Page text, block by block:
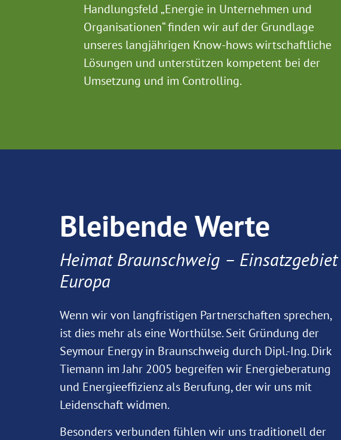
Handlungsfeld „Energie in Unternehmen und
Organisationen“ finden wir auf der Grundlage
unseres langjährigen Know-hows wirtschaftliche
Lösungen und unterstützen kompetent bei der
Umsetzung und im Controlling.
Bleibende Werte
Heimat Braunschweig – Einsatzgebiet
Europa
Wenn wir von langfristigen Partnerschaften sprechen,
ist dies mehr als eine Worthülse. Seit Gründung der
Seymour Energy in Braunschweig durch Dipl.-Ing. Dirk
Tiemann im Jahr 2005 begreifen wir Energieberatung
und Energieeffizienz als Berufung, der wir uns mit
Leidenschaft widmen.
Besonders verbunden fühlen wir uns traditionell der